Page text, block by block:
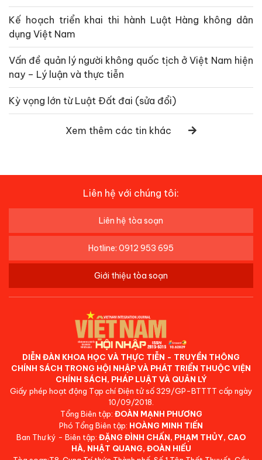
Kế hoạch triển khai thi hành Luật Hàng không dân
dụng Việt Nam
Vấn đề quản lý người không quốc tịch ở Việt Nam hiện
nay – Lý luận và thực tiễn
Kỳ vọng lớn từ Luật Đất đai (sửa đổi)
Xem thêm các tin khác
Liên hệ với chúng tôi:
Liên hệ tòa soạn
Hotline: 0912 953 695
Giới thiệu tòa soạn
DIỄN ĐÀN KHOA HỌC VÀ THỰC TIỄN - TRUYỀN THÔNG
CHÍNH SÁCH TRONG HỘI NHẬP VÀ PHÁT TRIỂN THUỘC VIỆN
CHÍNH SÁCH, PHÁP LUẬT VÀ QUẢN LÝ
Giấy phép hoạt động Tạp chí Điện tử số 329/GP-BTTTT cấp ngày
10/09/2018.
Tổng Biên tập: ĐOÀN MẠNH PHƯƠNG
Phó Tổng Biên tập: HOÀNG MINH TIẾN
Ban Thư ký - Biên tập: ĐẶNG ĐÌNH CHẤN, PHẠM THỦY, CAO
HÀ, NHẬT QUANG, ĐOÀN HIẾU